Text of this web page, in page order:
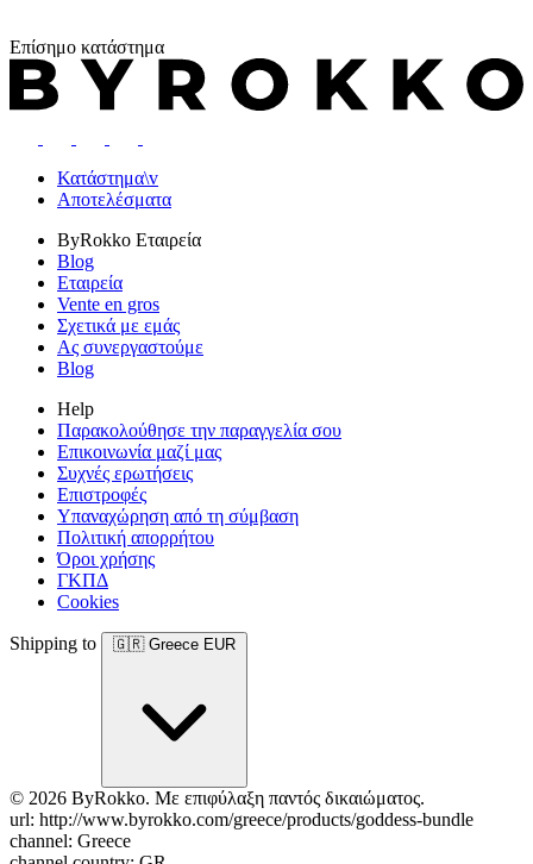
Επίσημο κατάστημα
Κατάστημα\v
Αποτελέσματα
ByRokko Εταιρεία
Blog
Εταιρεία
Vente en gros
Σχετικά με εμάς
Ας συνεργαστούμε
Blog
Help
Παρακολούθησε την παραγγελία σου
Επικοινωνία μαζί μας
Συχνές ερωτήσεις
Επιστροφές
Υπαναχώρηση από τη σύμβαση
Πολιτική απορρήτου
Όροι χρήσης
ΓΚΠΔ
Cookies
Shipping to 🇬🇷 Greece EUR
© 2026 ByRokko. Με επιφύλαξη παντός δικαιώματος.
url: http://www.byrokko.com/greece/products/goddess-bundle
channel: Greece